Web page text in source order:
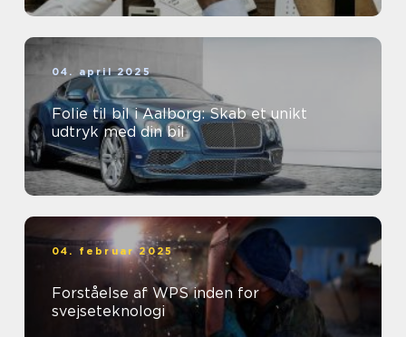
04. april 2025
Folie til bil i Aalborg: Skab et unikt
udtryk med din bil
04. februar 2025
Forståelse af WPS inden for
svejseteknologi